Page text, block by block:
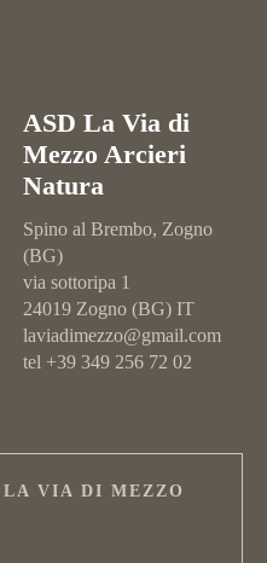
ASD La Via di
Mezzo Arcieri
Natura
Spino al Brembo, Zogno
(BG)
via sottoripa 1
24019 Zogno (BG) IT
laviadimezzo@gmail.com
tel +39 349 256 72 02
VIA DI MEZZO